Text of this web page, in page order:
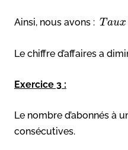
Ainsi, nous avons : T aux
Le chiffre d’affaires a
Exercice 3 :
Le nombre d’abonnés à
consécutives.